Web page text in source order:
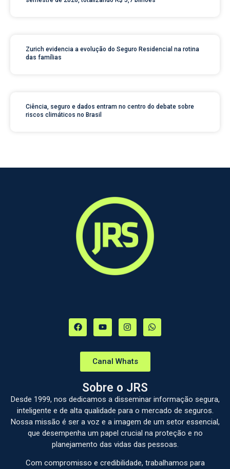
Zurich evidencia a evolução do Seguro Residencial na rotina
das famílias
Ciência, seguro e dados entram no centro do debate sobre
riscos climáticos no Brasil
Canal Whats
Sobre o JRS
Desde 1999, nos dedicamos a disseminar informação segura,
inteligente e de alta qualidade para o mercado de seguros.
Nossa missão é ser a voz e a imagem de um setor essencial,
que desempenha um papel crucial na proteção e no
planejamento das vidas das pessoas.
Com compromisso e credibilidade, trabalhamos para